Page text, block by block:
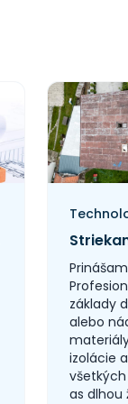
základy
alebo
izolácie
as dlhou